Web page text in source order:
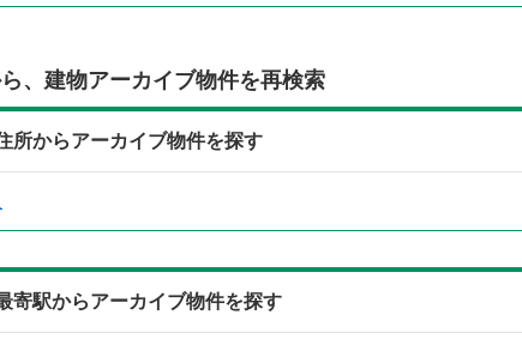
、建物アーカイブ物件を再検索
所からアーカイブ物件を探す
寄駅からアーカイブ物件を探す